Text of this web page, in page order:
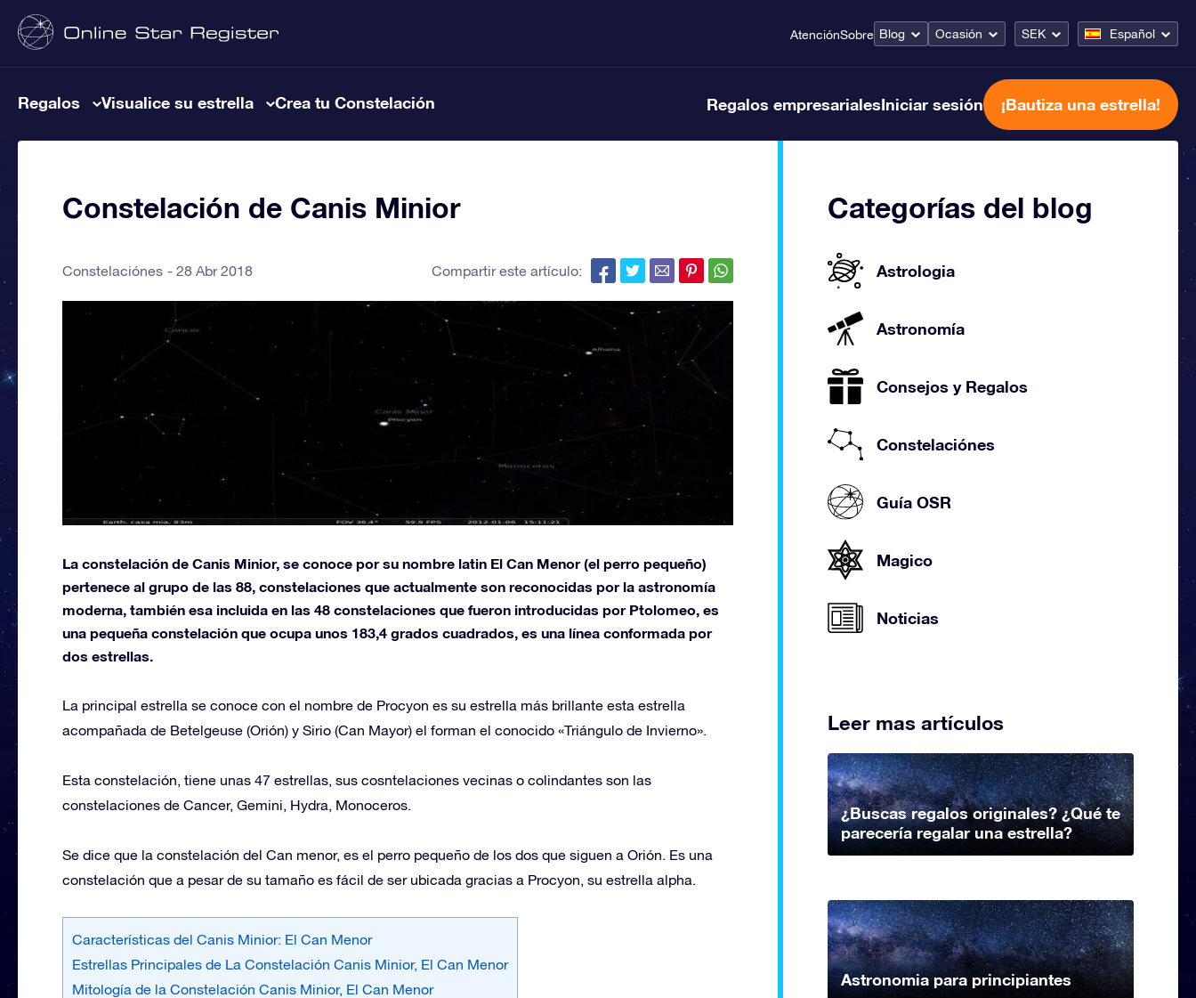
AtenciónSobre Blog Ocasión SEK Español
Regalos Visualice su estrella Crea tu Constelación Regalos empresarialesIniciar sesión ¡Bautiza una estrella!
Constelación de Canis Minior
Constelaciónes 28 Abr 2018 Compartir este artículo:
La constelación de Canis Minior, se conoce por su nombre latin El Can Menor (el perro pequeño)
pertenece al grupo de las 88, constelaciones que actualmente son reconocidas por la astronomía
moderna, también esa incluida en las 48 constelaciones que fueron introducidas por Ptolomeo, es
una pequeña constelación que ocupa unos 183,4 grados cuadrados, es una línea conformada por
dos estrellas.
La principal estrella se conoce con el nombre de Procyon es su estrella más brillante esta estrella
acompañada de Betelgeuse (Orión) y Sirio (Can Mayor) el forman el conocido «Triángulo de Invierno».
Esta constelación, tiene unas 47 estrellas, sus cosntelaciones vecinas o colindantes son las
constelaciones de Cancer, Gemini, Hydra, Monoceros.
Se dice que la constelación del Can menor, es el perro pequeño de los dos que siguen a Orión. Es una
constelación que a pesar de su tamaño es fácil de ser ubicada gracias a Procyon, su estrella alpha.
Características del Canis Minior: El Can Menor
Estrellas Principales de La Constelación Canis Minior, El Can Menor
Mitología de la Constelación Canis Minior, El Can Menor
Categorías del blog
Astrologia
Astronomía
Consejos y Regalos
Constelaciónes
Guía OSR
Magico
Noticias
Leer mas artículos
¿Buscas regalos originales? ¿Qué te
parecería regalar una estrella?
Astronomia para principiantes